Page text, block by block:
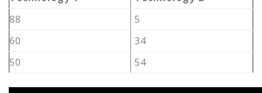
88
5
60
34
50
54